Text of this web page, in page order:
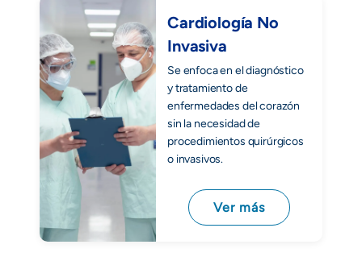
Cardiología No
Invasiva
Se enfoca en el diagnóstico
y tratamiento de
enfermedades del corazón
sin la necesidad de
procedimientos quirúrgicos
o invasivos.
Ver más